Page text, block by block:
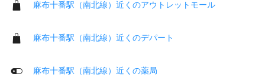
麻布十番駅（南北線）近くのアウトレットモール
麻布十番駅（南北線）近くのデパート
麻布十番駅（南北線）近くの薬局